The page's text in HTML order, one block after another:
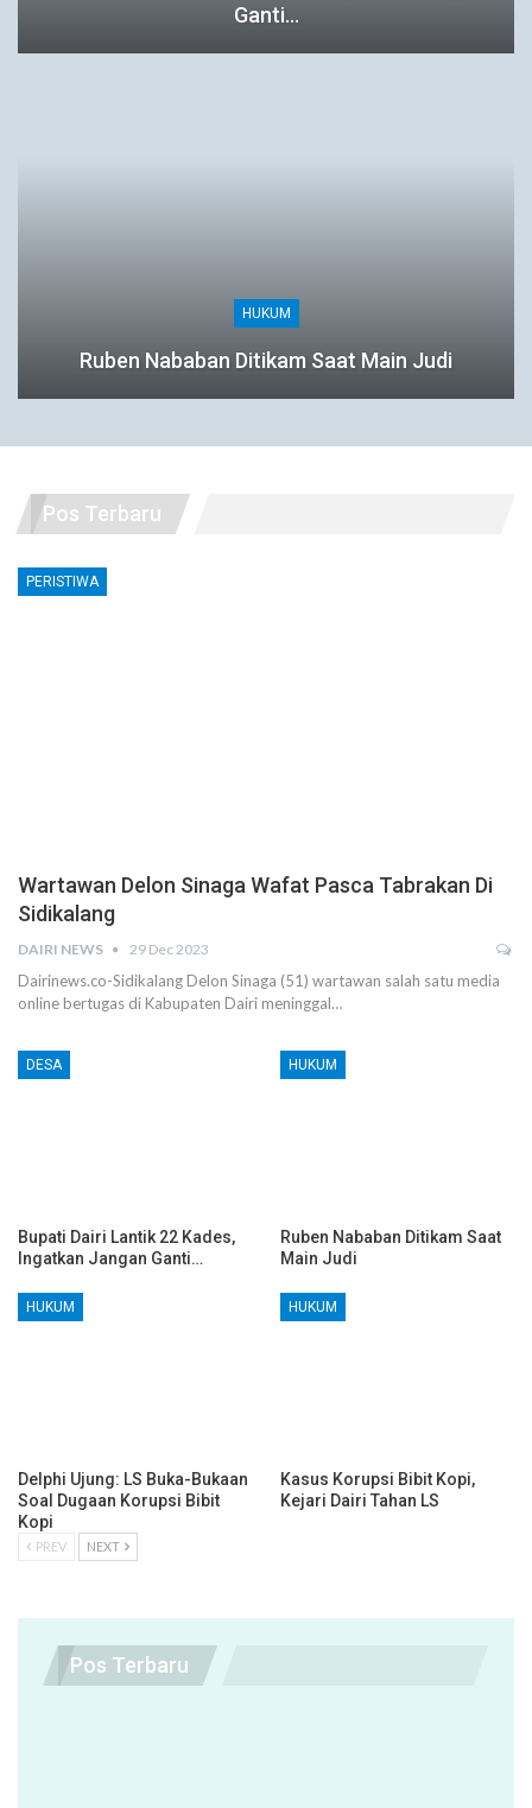
Ganti…
HUKUM
Ruben Nababan Ditikam Saat Main Judi
Pos Terbaru
PERISTIWA
Wartawan Delon Sinaga Wafat Pasca Tabrakan Di
Sidikalang
DAIRI NEWS 29 Dec 2023
Dairinews.co-Sidikalang Delon Sinaga (51) wartawan salah satu media
online bertugas di Kabupaten Dairi meninggal…
DESA
Bupati Dairi Lantik 22 Kades,
Ingatkan Jangan Ganti…
HUKUM
Ruben Nababan Ditikam Saat
Main Judi
HUKUM
Delphi Ujung: LS Buka-Bukaan
Soal Dugaan Korupsi Bibit
Kopi
HUKUM
Kasus Korupsi Bibit Kopi,
Kejari Dairi Tahan LS
PREV NEXT
Pos Terbaru